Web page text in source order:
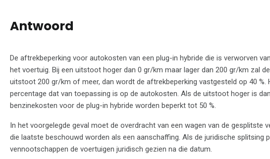
Antwoord
De aftrekbeperking voor autokosten van een plug-in hybride die is verworven
het voertuig. Bij een uitstoot hoger dan 0 gr/km maar lager dan 200 gr/km zal
uitstoot 200 gr/km of meer, dan wordt de aftrekbeperking vastgesteld op 40
percentage dat van toepassing is op de autokosten. Als de uitstoot hoger is
benzinekosten voor de plug-in hybride worden beperkt tot 50 %.
In het voorgelegde geval moet de overdracht van een wagen van de
die laatste beschouwd worden als een aanschaffing. Als de juridische splitsing
vennootschappen de voertuigen juridisch gezien na die datum.